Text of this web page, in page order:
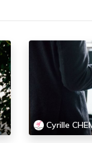
Cyrille